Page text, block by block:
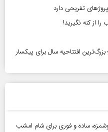
تفریحی دارد
از کنه نگیرید!